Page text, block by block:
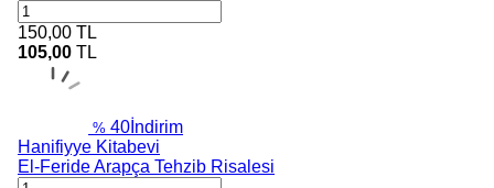
150,00 TL
105,00 TL
% 40 İndirim
Hanifiyye Kitabevi
El-Feride Arapça Tehzib Risalesi